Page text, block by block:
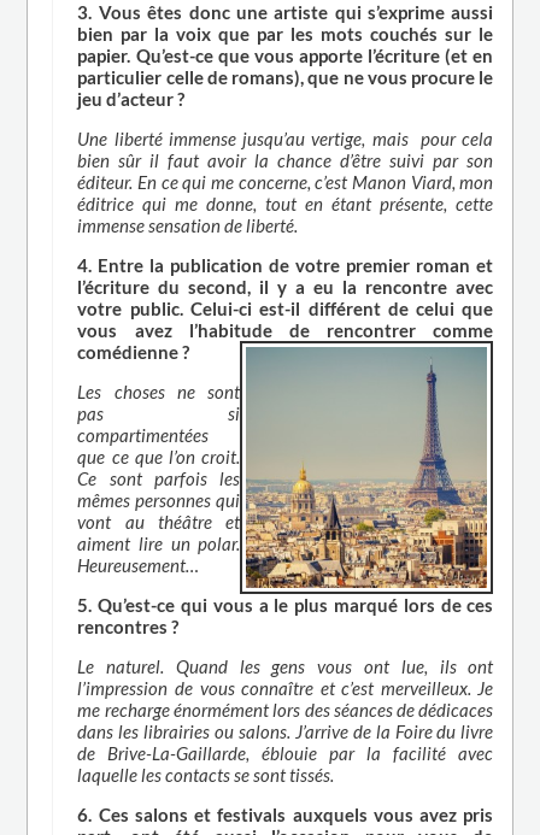
3. Vous êtes donc une artiste qui s’exprime aussi
bien par la voix que par les mots couchés sur le
papier. Qu’est-ce que vous apporte l’écriture (et en
particulier celle de romans), que ne vous procure le
jeu d’acteur ?
Une liberté immense jusqu’au vertige, mais pour cela
bien sûr il faut avoir la chance d’être suivi par son
éditeur. En ce qui me concerne, c’est Manon Viard, mon
éditrice qui me donne, tout en étant présente, cette
immense sensation de liberté.
4. Entre la publication de votre premier roman et
l’écriture du second, il y a eu la rencontre avec
votre public. Celui-ci est-il différent de celui que
vous avez l’habitude de rencontrer comme
comédienne ?
Les choses ne sont
pas si
compartimentées
que ce que l’on croit.
Ce sont parfois les
mêmes personnes qui
vont au théâtre et
aiment lire un polar.
Heureusement…
5. Qu’est-ce qui vous a le plus marqué lors de ces
rencontres ?
Le naturel. Quand les gens vous ont lue, ils ont
l’impression de vous connaître et c’est merveilleux. Je
me recharge énormément lors des séances de dédicaces
dans les librairies ou salons. J’arrive de la Foire du livre
de Brive-La-Gaillarde, éblouie par la facilité avec
laquelle les contacts se sont tissés.
6. Ces salons et festivals auxquels vous avez pris